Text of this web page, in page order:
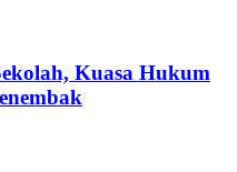
Kuasa Hukum